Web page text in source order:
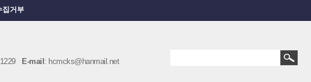
집거부
E-mail : hcmcks@hanmail.net